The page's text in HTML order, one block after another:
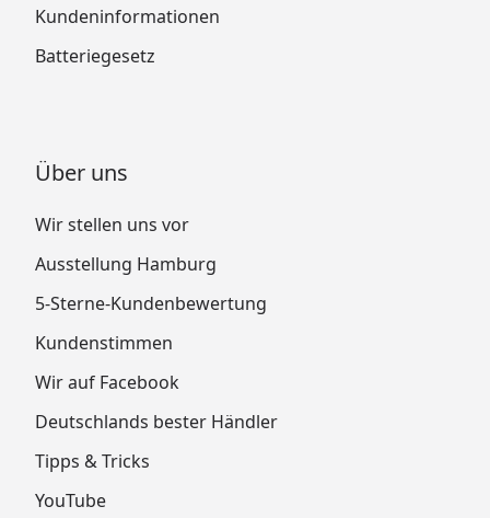
Kundeninformationen
Batteriegesetz
Über uns
Wir stellen uns vor
Ausstellung Hamburg
5-Sterne-Kundenbewertung
Kundenstimmen
Wir auf Facebook
Deutschlands bester Händler
Tipps & Tricks
YouTube